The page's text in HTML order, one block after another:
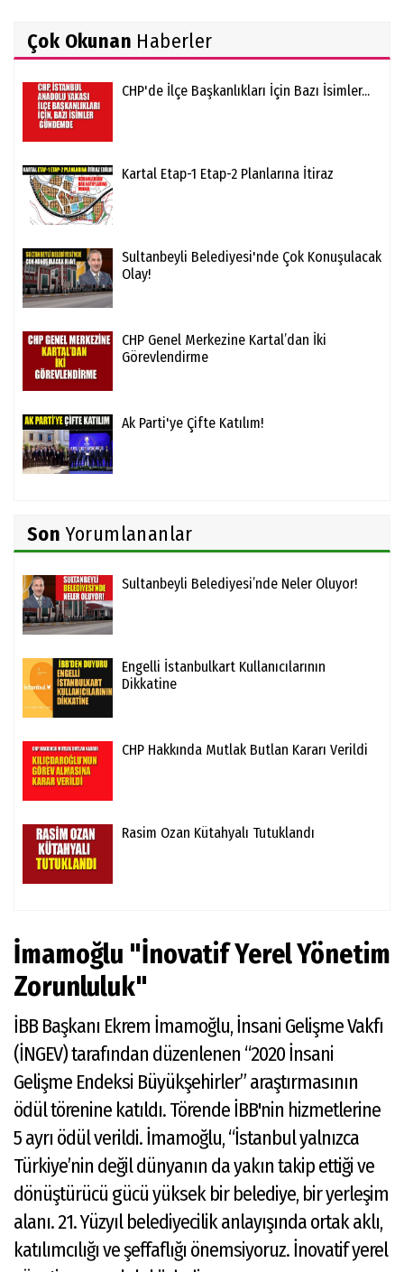
Çok Okunan Haberler
CHP'de İlçe Başkanlıkları İçin Bazı İsimler...
Kartal Etap-1 Etap-2 Planlarına İtiraz
Sultanbeyli Belediyesi'nde Çok Konuşulacak
Olay!
CHP Genel Merkezine Kartal’dan İki
Görevlendirme
Ak Parti'ye Çifte Katılım!
Son Yorumlananlar
Sultanbeyli Belediyesi’nde Neler Oluyor!
Engelli İstanbulkart Kullanıcılarının
Dikkatine
CHP Hakkında Mutlak Butlan Kararı Verildi
Rasim Ozan Kütahyalı Tutuklandı
İmamoğlu "İnovatif Yerel Yönetim
Zorunluluk"
İBB Başkanı Ekrem İmamoğlu, İnsani Gelişme Vakfı
(İNGEV) tarafından düzenlenen “2020 İnsani
Gelişme Endeksi Büyükşehirler” araştırmasının
ödül törenine katıldı. Törende İBB'nin hizmetlerine
5 ayrı ödül verildi. İmamoğlu, “İstanbul yalnızca
Türkiye’nin değil dünyanın da yakın takip ettiği ve
dönüştürücü gücü yüksek bir belediye, bir yerleşim
alanı. 21. Yüzyıl belediyecilik anlayışında ortak aklı,
katılımcılığı ve şeffaflığı önemsiyoruz. İnovatif yerel